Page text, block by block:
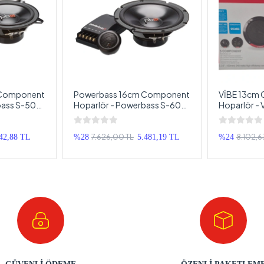
S-50C
+
TL
Powerbass 16cm Component
Hoparlör - Powerbass S-60C
16cm Hoparlör + Tweeter +
Crossover Komponent
Hoparlör Seti
%28 7.626,00 TL 5.481,19 TL
VİBE
Hoparlör -
13cm Mid
%24